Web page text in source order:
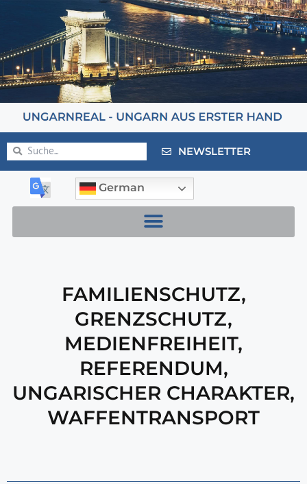
NEWSLETTER
German
FAMILIENSCHUTZ,
GRENZSCHUTZ,
MEDIENFREIHEIT,
REFERENDUM,
UNGARISCHER CHARAKTER,
WAFFENTRANSPORT